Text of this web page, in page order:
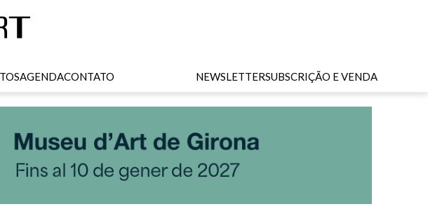
AGENDACONTATO NEWSLETTERSUBSCRIÇÃO E VENDA